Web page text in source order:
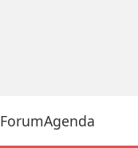
ForumAgenda